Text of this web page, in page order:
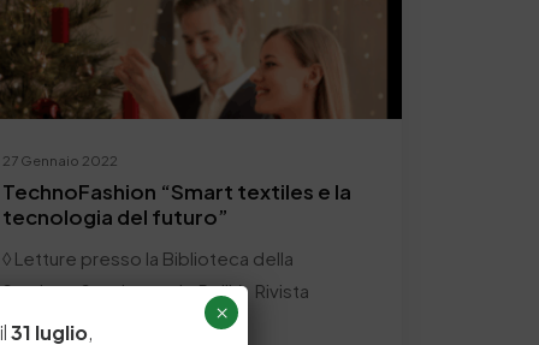
27 Gennaio 2022
TechnoFashion “Smart textiles e la
tecnologia del futuro”
◊ Letture presso la Biblioteca della
Stazione Sperimentale Pelli ◊ Rivista
italiana di Tecnologia e…
31 luglio,
×